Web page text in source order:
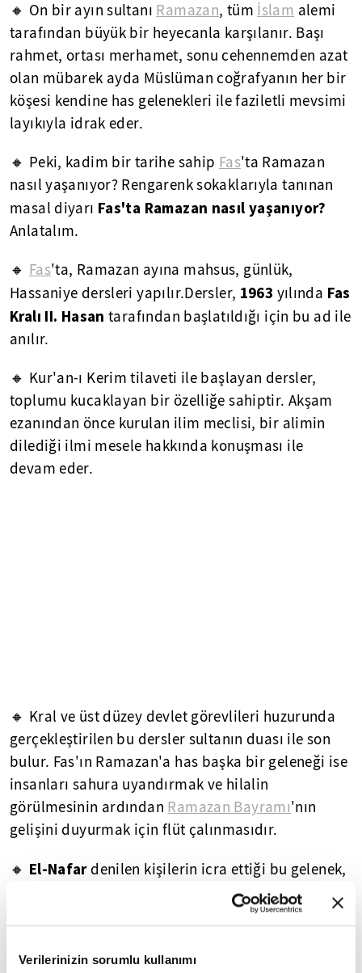
Verilerinizin sorumlu kullanımı
🔸 On bir ayın sultanı Ramazan, tüm İslam alemi
tarafından büyük bir heyecanla karşılanır. Başı
rahmet, ortası merhamet, sonu cehennemden azat
olan mübarek ayda Müslüman coğrafyanın her bir
köşesi kendine has gelenekleri ile faziletli mevsimi
layıkıyla idrak eder.
🔸 Peki, kadim bir tarihe sahip Fas'ta Ramazan
nasıl yaşanıyor? Rengarenk sokaklarıyla tanınan
masal diyarı Fas'ta Ramazan nasıl yaşanıyor?
Anlatalım.
🔸 Fas'ta, Ramazan ayına mahsus, günlük,
Hassaniye dersleri yapılır.Dersler, 1963 yılında Fas
Kralı II. Hasantarafından başlatıldığı için bu ad ile
anılır.
🔸 Kur'an-ı Kerim tilaveti ile başlayan dersler,
toplumu kucaklayan bir özelliğe sahiptir. Akşam
ezanından önce kurulan ilim meclisi, bir alimin
dilediği ilmi mesele hakkında konuşması ile
devam eder.
🔸 Kral ve üst düzey devlet görevlileri huzurunda
gerçekleştirilen bu dersler sultanın duası ile son
bulur. Fas'ın Ramazan'a has başka bir geleneği ise
insanları sahura uyandırmak ve hilalin
görülmesinin ardından Ramazan Bayramı'nın
gelişini duyurmak için flüt çalınmasıdır.
🔸 El-Nafardenilen kişilerin icra ettiği bu gelenek,
Fas'ın Ramazan simgelerinden biridir. İftara çorba
ve tatlıyla başlayan halk, sofrada mutlaka